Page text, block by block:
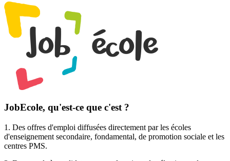
JobEcole, qu'est-ce que c'est ?
1. Des offres d'emploi diffusées directement par les écoles
d'enseignement secondaire, fondamental, de promotion sociale et les
centres PMS.